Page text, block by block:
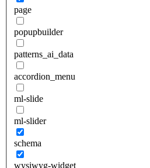
page
popupbuilder
patterns_ai_data
accordion_menu
ml-slide
ml-slider
schema
wysiwyg-widget